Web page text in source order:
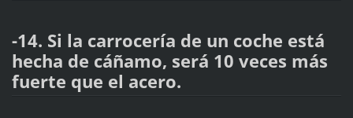
-14. Si la carrocería de un coche está
hecha de cáñamo, será 10 veces más
fuerte que el acero.